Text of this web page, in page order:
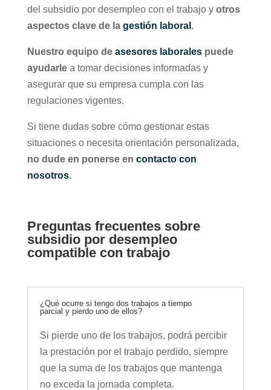
del subsidio por desempleo con el trabajo y otros
aspectos clave de la gestión laboral .
Nuestro equipo de asesores laboralespuede
ayudarle a tomar decisiones informadas y
asegurar que su empresa cumpla con las
regulaciones vigentes.
Si tiene dudas sobre cómo gestionar estas
situaciones o necesita orientación personalizada,
no dude en ponerse en contacto con
nosotros.
Preguntas frecuentes sobre
subsidio por desempleo
compatible con trabajo
¿Qué ocurre si tengo dos trabajos a tiempo
parcial y pierdo uno de ellos?
Si pierde uno de los trabajos, podrá percibir
la prestación por el trabajo perdido, siempre
que la suma de los trabajos que mantenga
no exceda la jornada completa.